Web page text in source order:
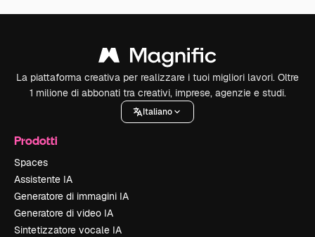
La piattaforma creativa per realizzare i tuoi migliori lavori. Oltre
1 milione di abbonati tra creativi, imprese, agenzie e studi.
Italiano
Prodotti
Spaces
Assistente IA
Generatore di immagini IA
Generatore di video IA
Sintetizzatore vocale IA